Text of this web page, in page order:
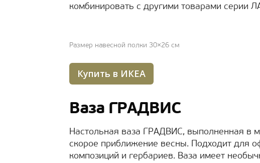
комбинировать с другими товарами серии
Размер навесной полки 30×26 см
Купить в ИКЕА
Ваза ГРАДВИС
Настольная ваза ГРАДВИС, выполненная в
скорое приближение весны. Подходит для
композиций и гербариев. Ваза имеет